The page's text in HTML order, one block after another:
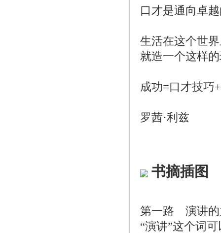
口才是通向卓
生活在这个世
就造一个这样
成功=口才技巧
罗茜·利兹
书摘插图
第一路 演讲
“演讲”这个词